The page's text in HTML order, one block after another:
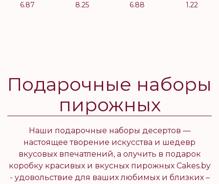
6.87 8.25 6.88 1.22
Подарочные наборы
пирожных
Наши подарочные наборы десертов —
настоящее творение искусства и шедевр
вкусовых впечатлений, а олучить в подарок
коробку красивых и вкусных пирожных Cakes.by
- удовольствие для ваших любимых и близких –